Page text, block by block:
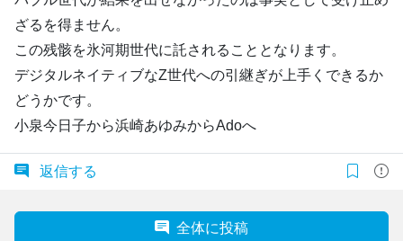
ざるを得ません。
この残骸を氷河期世代に託されることとなります。
デジタルネイティブなZ世代への引継ぎが上手くできるか
どうかです。
小泉今日子から浜崎あゆみからAdoへ
返信する
全体に投稿